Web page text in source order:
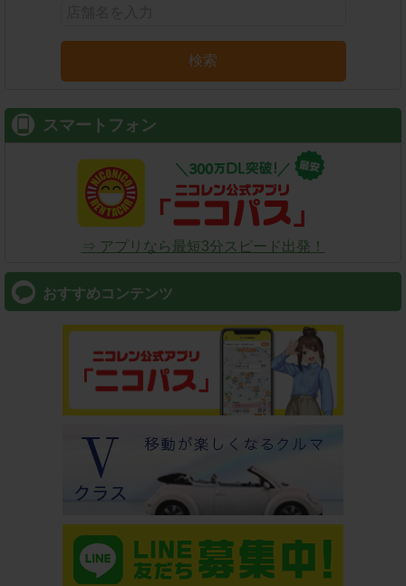
検索
スマートフォン
⇒ アプリなら最短3分スピード出発！
おすすめコンテンツ